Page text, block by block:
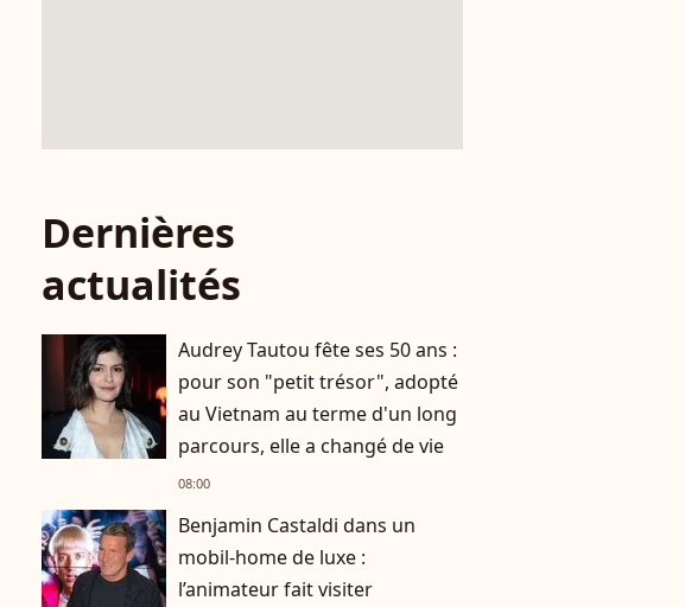
Dernières
actualités
Audrey Tautou fête ses 50 ans :
pour son "petit trésor", adopté
au Vietnam au terme d'un long
parcours, elle a changé de vie
08:00
Benjamin Castaldi dans un
mobil-home de luxe :
l’animateur fait visiter